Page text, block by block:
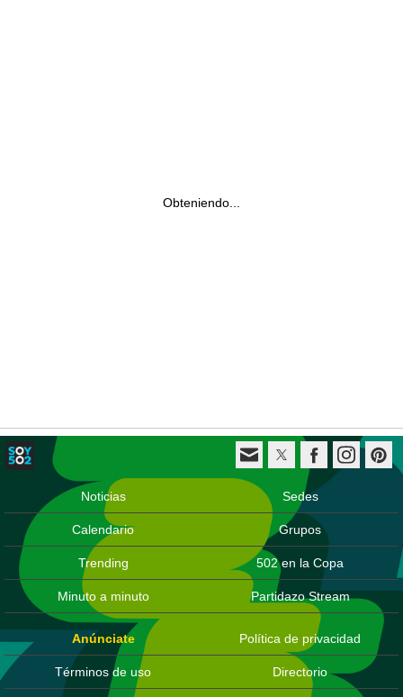
Obteniendo...
Noticias Sedes
Calendario Grupos
Trending 502 en la Copa
Minuto a minuto Partidazo Stream
Anúnciate Política de privacidad
Términos de uso Directorio